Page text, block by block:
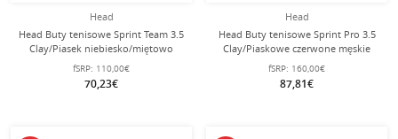
Head
Head Buty tenisowe Sprint Team 3.5
Clay/Piasek niebiesko/miętowo
zielone damskie
fSRP: 110,00€
70,23€
Head
Head Buty tenisowe Sprint Pro 3.5
Clay/Piaskowe czerwone męskie
fSRP: 160,00€
87,81€